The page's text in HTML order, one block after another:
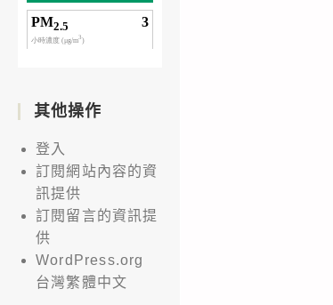
其他操作
登入
訂閱網站內容的資
訊提供
訂閱留言的資訊提
供
WordPress.org
台灣繁體中文